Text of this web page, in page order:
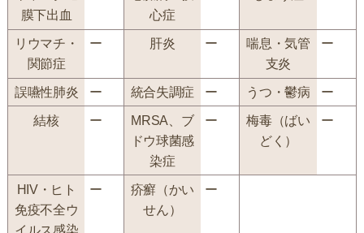
膜下出血
心症
リウマチ・
関節症
ー 肝炎 ー
喘息・気管
支炎
ー
誤嚥性肺炎 ー 統合失調症 ー うつ・鬱病 ー
結核 ー
MRSA、ブ
ドウ球菌感
染症
ー
梅毒（ばい
どく）
ー
HIV・ヒト
免疫不全ウ
イルス感染
ー
疥癬（かい
せん）
ー